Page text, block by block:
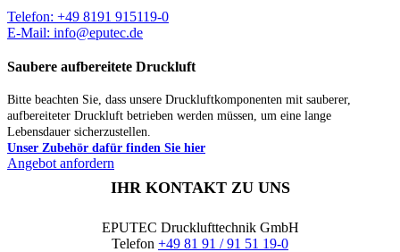
Telefon: +49 8191 915119-0
E-Mail: info@eputec.de
Saubere aufbereitete Druckluft
Bitte beachten Sie, dass unsere Druckluftkomponenten mit sauberer,
aufbereiteter Druckluft betrieben werden müssen, um eine lange
Lebensdauer sicherzustellen.
Unser Zubehör dafür finden Sie hier
Angebot anfordern
IHR KONTAKT ZU UNS
EPUTEC Drucklufttechnik GmbH
Telefon +49 81 91 / 91 51 19-0